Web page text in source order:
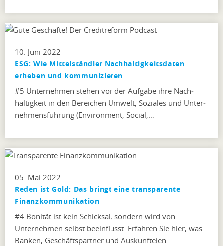
10. Juni 2022
ESG: Wie Mittelständler Nachhaltigkeitsdaten
erheben und kommunizieren
#5 Unternehmen stehen vor der Aufgabe ihre Nach­
haltigkeit in den Bereichen Umwelt, Soziales und Unter­
nehmensführung (Environment, Social,…
05. Mai 2022
Reden ist Gold: Das bringt eine transparente
Finanzkommunikation
#4 Bonität ist kein Schicksal, sondern wird von
Unternehmen selbst beeinflusst. Erfahren Sie hier, was
Banken, Geschäftspartner und Auskunfteien…